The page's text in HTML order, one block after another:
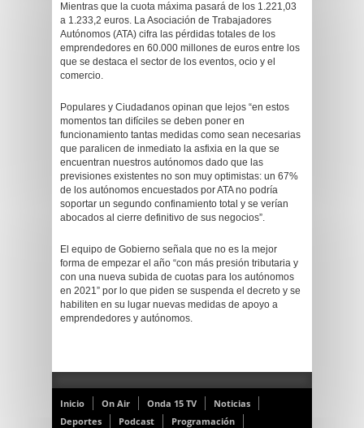
Mientras que la cuota máxima pasará de los 1.221,03
a 1.233,2 euros. La Asociación de Trabajadores
Autónomos (ATA) cifra las pérdidas totales de los
emprendedores en 60.000 millones de euros entre los
que se destaca el sector de los eventos, ocio y el
comercio.
Populares y Ciudadanos opinan que lejos “en estos
momentos tan difíciles se deben poner en
funcionamiento tantas medidas como sean necesarias
que paralicen de inmediato la asfixia en la que se
encuentran nuestros autónomos dado que las
previsiones existentes no son muy optimistas: un 67%
de los autónomos encuestados por ATA no podría
soportar un segundo confinamiento total y se verían
abocados al cierre definitivo de sus negocios”.
El equipo de Gobierno señala que no es la mejor
forma de empezar el año “con más presión tributaria y
con una nueva subida de cuotas para los autónomos
en 2021” por lo que piden se suspenda el decreto y se
habiliten en su lugar nuevas medidas de apoyo a
emprendedores y autónomos.
Inicio On Air Onda 15 TV
Noticias
Deportes
Podcast Programación